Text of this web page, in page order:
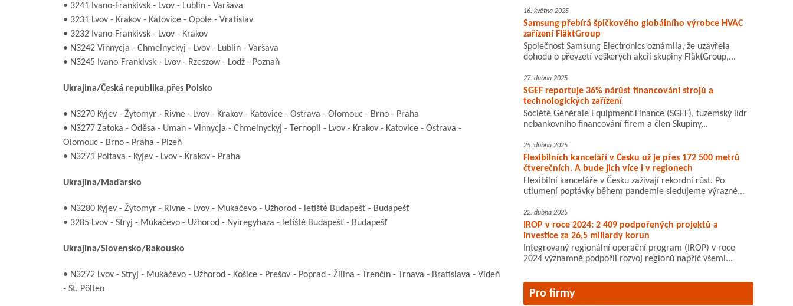
• 3241 Ivano-Frankivsk - Lvov - Lublin - Varšava
• 3231 Lvov - Krakov - Katovice - Opole - Vratislav
• 3232 Ivano-Frankivsk - Lvov - Krakov
• N3242 Vinnycja - Chmelnyckyj - Lvov - Lublin - Varšava
• N3245 Ivano-Frankivsk - Lvov - Rzeszow - Lodž - Poznaň
Ukrajina/Česká republika přes Polsko
• N3270 Kyjev - Žytomyr - Rivne - Lvov - Krakov - Katovice - Ostrava - Olomouc - Brno - Praha
• N3277 Zatoka - Oděsa - Uman - Vinnycja - Chmelnyckyj - Ternopil - Lvov - Krakov - Katovice - Ostrava -
Olomouc - Brno - Praha - Plzeň
• N3271 Poltava - Kyjev - Lvov - Krakov - Praha
Ukrajina/Maďarsko
• N3280 Kyjev - Žytomyr - Rivne - Lvov - Mukačevo - Užhorod - letiště Budapešť - Budapešť
• 3285 Lvov - Stryj - Mukačevo - Užhorod - Nyiregyhaza - letiště Budapešť - Budapešť
Ukrajina/Slovensko/Rakousko
• N3272 Lvov - Stryj - Mukačevo - Užhorod - Košice - Prešov - Poprad - Žilina - Trenčín - Trnava - Bratislava - Vídeň
- St. Pölten
16. května 2025
Samsung přebírá špičkového globálního výrobce HVAC
zařízení FläktGroup
Společnost Samsung Electronics oznámila, že uzavřela
dohodu o převzetí veškerých akcií skupiny FläktGroup,...
27. dubna 2025
SGEF reportuje 36% nárůst financování strojů a
technologických zařízení
Société Générale Equipment Finance (SGEF), tuzemský lídr
nebankovního financování firem a člen Skupiny...
25. dubna 2025
Flexibilních kanceláří v Česku už je přes 172 500 metrů
čtverečních. A bude jich více i v regionech
Flexibilní kanceláře v Česku zažívají rekordní růst. Po
utlumení poptávky během pandemie sledujeme výrazné...
22. dubna 2025
IROP v roce 2024: 2 409 podpořených projektů a
investice za 26,5 miliardy korun
Integrovaný regionální operační program (IROP) v roce
2024 významně podpořil rozvoj regionů napříč všemi...
Pro firmy